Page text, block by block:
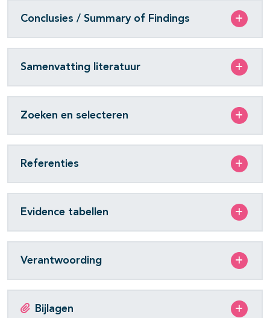
Conclusies / Summary of Findings
Samenvatting literatuur
Zoeken en selecteren
Referenties
Evidence tabellen
Verantwoording
Bijlagen